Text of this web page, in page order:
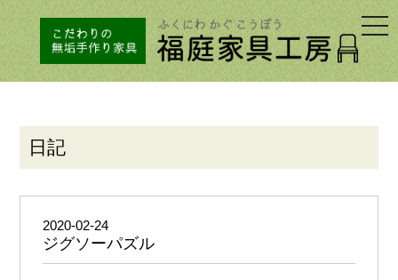
日記
2020-02-24
ジグソーパズル